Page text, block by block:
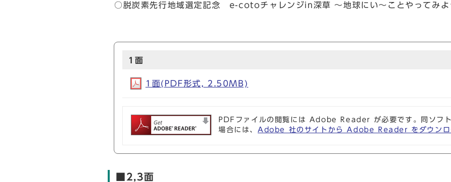
○脱炭素先行地域選定記念 e-cotoチャレンジin深草 ～地球にい～ことやってみよ
1面
1面(PDF形式, 2.50MB)
PDFファイルの閲覧には Adobe Reader が必要です。同ソフト
場合には、 Adobe 社のサイトから Adobe Reader をダウンロ
■2,3面